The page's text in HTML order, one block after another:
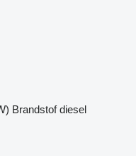
Brandstof diesel